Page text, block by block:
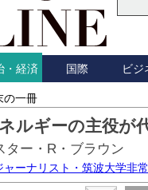
・経済 国際 ビジ
の一冊
ルギーの主役が
ター・R・ブラウン
ャーナリスト・筑波大学非常